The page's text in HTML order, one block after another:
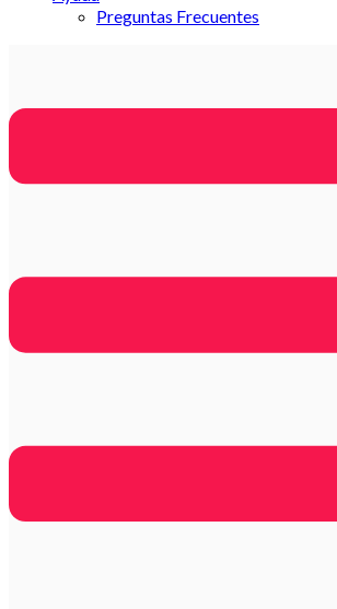
Preguntas Frecuentes